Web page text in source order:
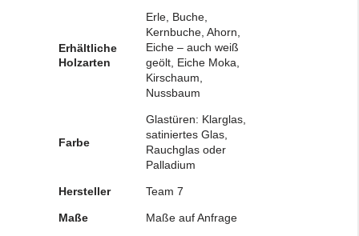
Erhältliche
Holzarten
Erle, Buche,
Kernbuche, Ahorn,
Eiche – auch weiß
geölt, Eiche Moka,
Kirschaum,
Nussbaum
Farbe
Glastüren: Klarglas,
satiniertes Glas,
Rauchglas oder
Palladium
Hersteller Team 7
Maße Maße auf Anfrage